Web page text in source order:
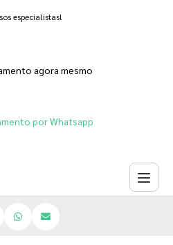
especialistas!
agora mesmo
por Whatsapp